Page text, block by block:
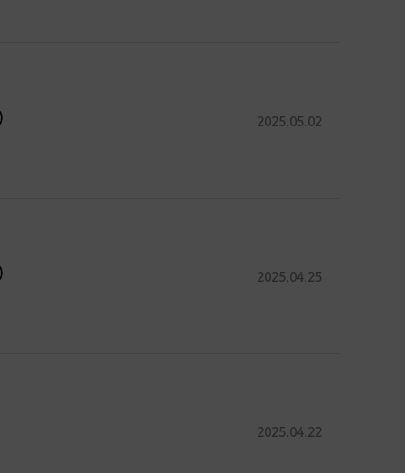
2025.05.02
2025.04.25
2025.04.22